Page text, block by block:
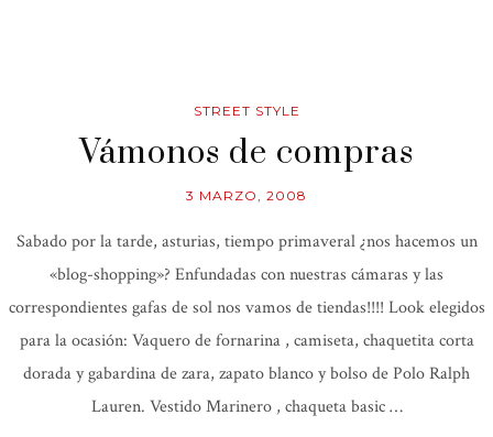
STREET STYLE
Vámonos de compras
3 MARZO, 2008
Sabado por la tarde, asturias, tiempo primaveral ¿nos hacemos un
«blog-shopping»? Enfundadas con nuestras cámaras y las
correspondientes gafas de sol nos vamos de tiendas!!!! Look elegidos
para la ocasión: Vaquero de fornarina , camiseta, chaquetita corta
dorada y gabardina de zara, zapato blanco y bolso de Polo Ralph
Lauren. Vestido Marinero , chaqueta basic …